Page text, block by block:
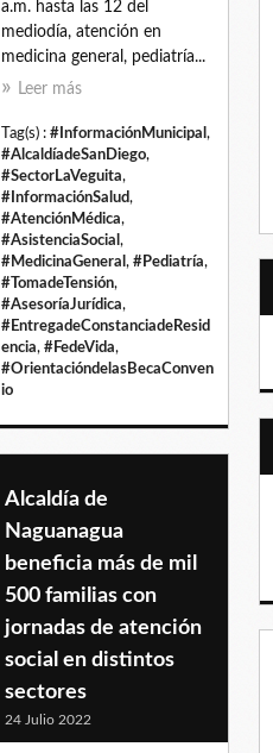
a.m. hasta las 12 del
mediodía, atención en
medicina general, pediatría...
Leer más
Tag(s) : #InformaciónMunicipal ,
#AlcaldíadeSanDiego,
#SectorLaVeguita,
#InformaciónSalud,
#AtenciónMédica,
#AsistenciaSocial ,
#MedicinaGeneral , #Pediatría,
#TomadeTensión,
#AsesoríaJurídica,
#EntregadeConstanciadeResid
encia, #FedeVida,
#OrientacióndelasBecaConven
io
Alcaldía de
Naguanagua
beneficia más de mil
500 familias con
jornadas de atención
social en distintos
sectores
24 Julio 2022